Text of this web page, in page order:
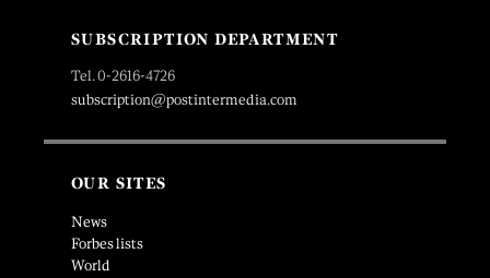
SUBSCRIPTION DEPARTMENT
Tel. 0-2616-4726
subscription@postintermedia.com
OUR SITES
News
Forbes lists
World